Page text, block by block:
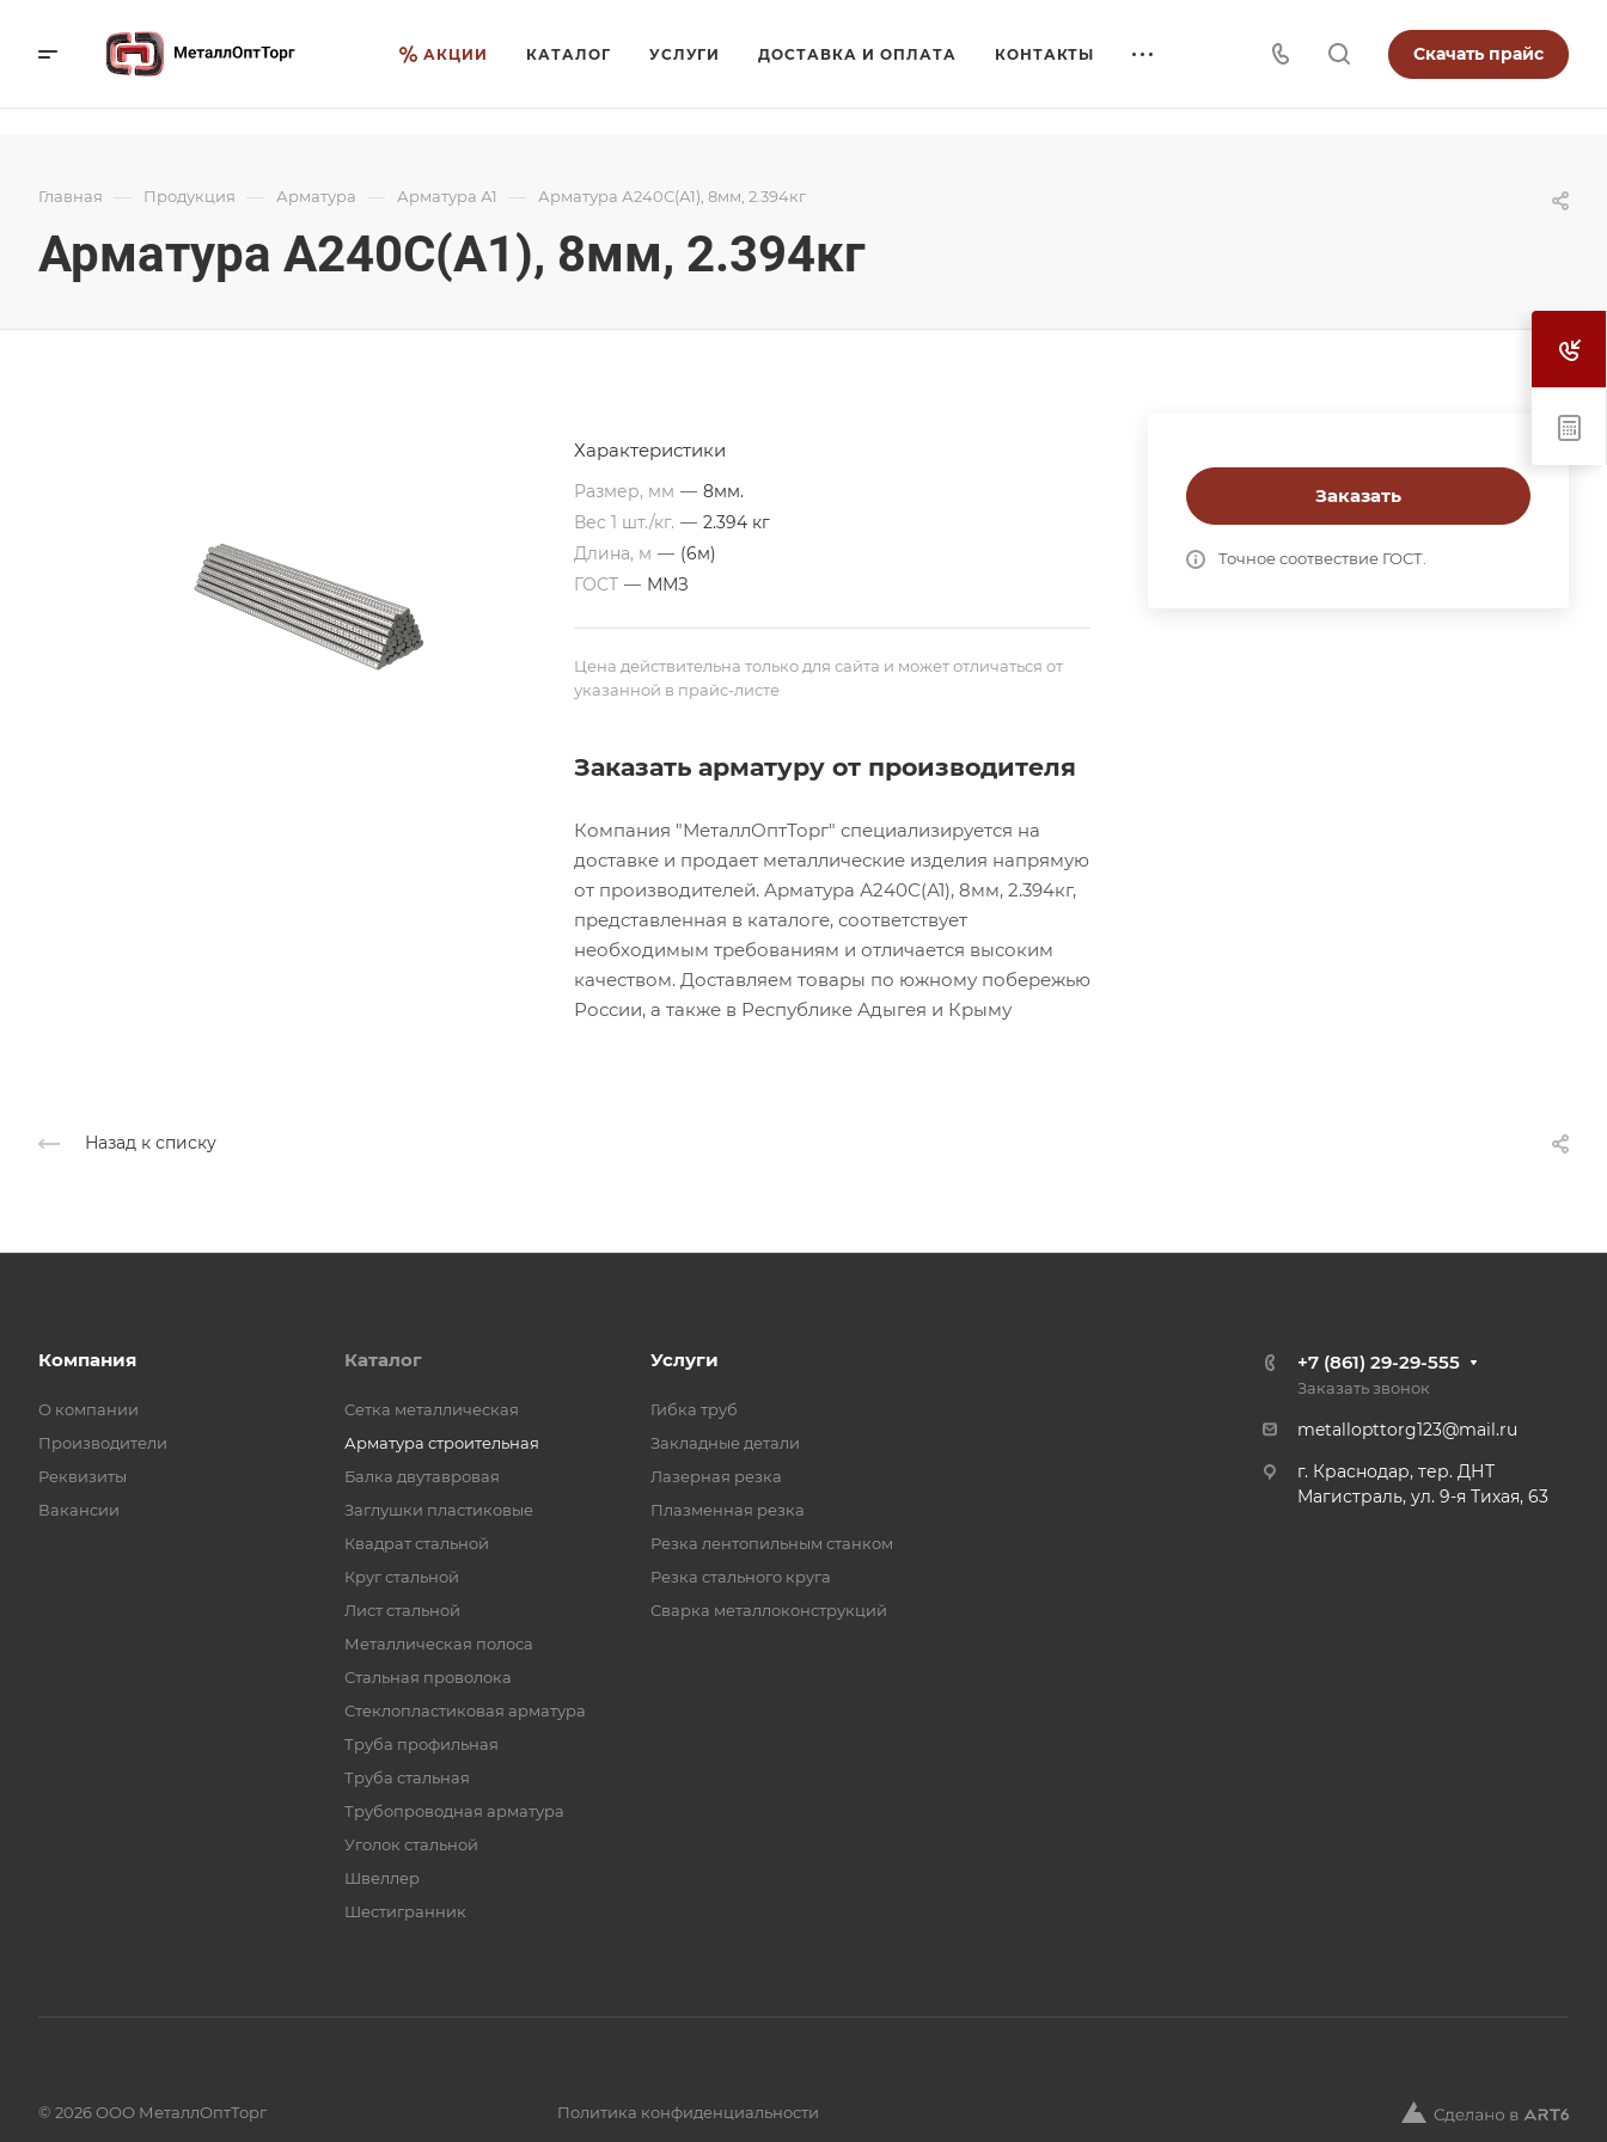
АКЦИИ КАТАЛОГ УСЛУГИ ДОСТАВКА И ОПЛАТА КОНТАКТЫ Скачать прайс
Главная — Продукция — Арматура — Арматура А1 — Арматура А240С(А1), 8мм, 2.394кг
Арматура А240С(А1), 8мм, 2.394кг
Заказать
Точное соотвествие ГОСТ.
Характеристики
Размер, мм — 8мм.
Вес 1 шт./кг. — 2.394 кг
Длина, м — (6м)
ГОСТ — ММЗ
Цена действительна только для сайта и может отличаться от
указанной в прайс-листе
Заказать арматуру от производителя
Компания "МеталлОптТорг" специализируется на
доставке и продает металлические изделия напрямую
от производителей. Арматура А240С(А1), 8мм, 2.394кг,
представленная в каталоге, соответствует
необходимым требованиям и отличается высоким
качеством. Доставляем товары по южному побережью
России, а также в Республике Адыгея и Крыму
Назад к списку
Компания
О компании
Производители
Реквизиты
Вакансии
Каталог
Cетка металлическая
Арматура строительная
Балка двутавровая
Заглушки пластиковые
Квадрат стальной
Круг стальной
Лист стальной
Металлическая полоса
Стальная проволока
Стеклопластиковая арматура
Труба профильная
Труба стальная
Трубопроводная арматура
Уголок стальной
Швеллер
Шестигранник
Услуги
Гибка труб
Закладные детали
Лазерная резка
Плазменная резка
Резка лентопильным станком
Резка стального круга
Сварка металлоконструкций
+7 (861) 29-29-555
Заказать звонок
metallopttorg123@mail.ru
г. Краснодар, тер. ДНТ
Магистраль, ул. 9-я Тихая, 63
© 2026 ООО МеталлОптТорг Политика конфиденциальности